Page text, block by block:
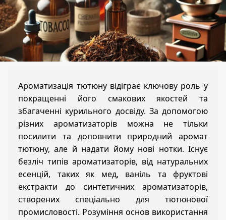
Ароматизація тютюну відіграє ключову роль у
покращенні його смакових якостей та
збагаченні курильного досвіду. За допомогою
різних ароматизаторів можна не тільки
посилити та доповнити природний аромат
тютюну, але й надати йому нові нотки. Існує
безліч типів ароматизаторів, від натуральних
есенцій, таких як мед, ваніль та фруктові
екстракти до синтетичних ароматизаторів,
створених спеціально для тютюнової
промисловості. Розуміння основ використання